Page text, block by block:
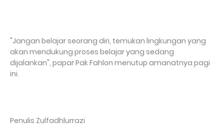
"Jangan belajar seorang diri, temukan lingkungan yang
akan mendukung proses belajar yang sedang
dijalankan", papar Pak Fahlon menutup amanatnya pagi
ini.
Penulis Zulfadhlurrazi